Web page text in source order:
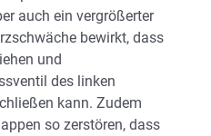
auch ein vergrößerter
bewirkt, dass
und
des linken
kann. Zudem
so zerstören, dass